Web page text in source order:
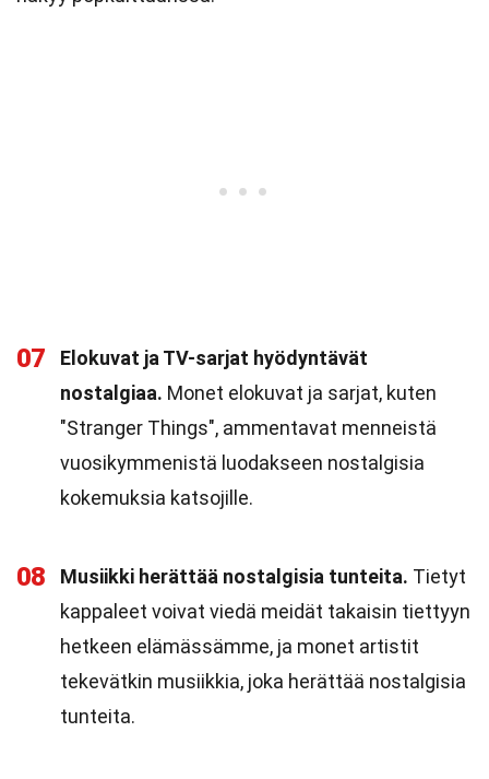
07
Elokuvat ja TV-sarjat hyödyntävät
nostalgiaa. Monet elokuvat ja sarjat, kuten
"Stranger Things", ammentavat menneistä
vuosikymmenistä luodakseen nostalgisia
kokemuksia katsojille.
08 Musiikki herättää nostalgisia tunteita. Tietyt
kappaleet voivat viedä meidät takaisin tiettyyn
hetkeen elämässämme, ja monet artistit
tekevätkin musiikkia, joka herättää nostalgisia
tunteita.